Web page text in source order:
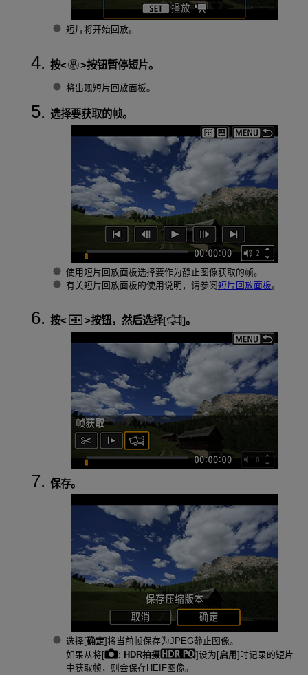
短片将开始回放。
按 按钮暂停短片。
将出现短片回放面板。
选择要获取的帧。
使用短片回放面板选择要作为静止图像获取的帧。
有关短片回放面板的使用说明，请参阅短片回放面板。
按 按钮，然后选择[ ]。
保存。
选择[确定]将当前帧保存为JPEG静止图像。
如果从将[
: HDR拍摄 ]设为[启用]时记录的短片
中获取帧，则会保存HEIF图像。